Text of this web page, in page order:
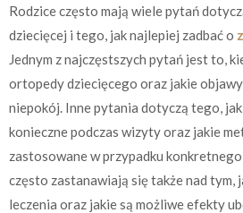
Rodzice często mają wiele pytań
dziecięcej i tego, jak najlepiej zadbać o
Jednym z najczęstszych pytań jest to,
ortopedy dziecięcego oraz jakie
niepokój. Inne pytania dotyczą tego,
konieczne podczas wizyty oraz jakie
zastosowane w przypadku
często zastanawiają się także nad tym,
leczenia oraz jakie są możliwe efekty